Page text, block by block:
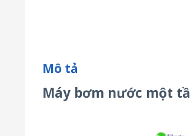
Mô tả
Máy bơm nước một